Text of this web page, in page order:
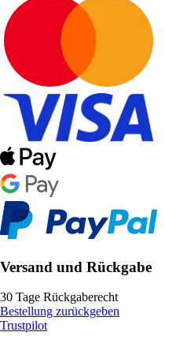
Versand und Rückgabe
30 Tage Rückgaberecht
Bestellung zurückgeben
Trustpilot